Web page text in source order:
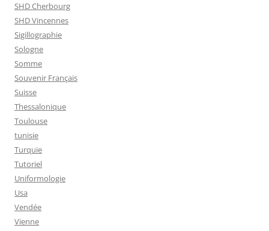
SHD Cherbourg
SHD Vincennes
Sigillographie
Sologne
Somme
Souvenir Français
Suisse
Thessalonique
Toulouse
tunisie
Turquie
Tutoriel
Uniformologie
Usa
Vendée
Vienne